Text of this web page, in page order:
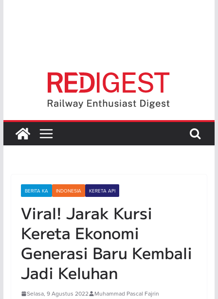
BERITA KA INDONESIA KERETA API
Viral! Jarak Kursi
Kereta Ekonomi
Generasi Baru Kembali
Jadi Keluhan
Selasa, 9 Agustus 2022
Muhammad Pascal Fajrin